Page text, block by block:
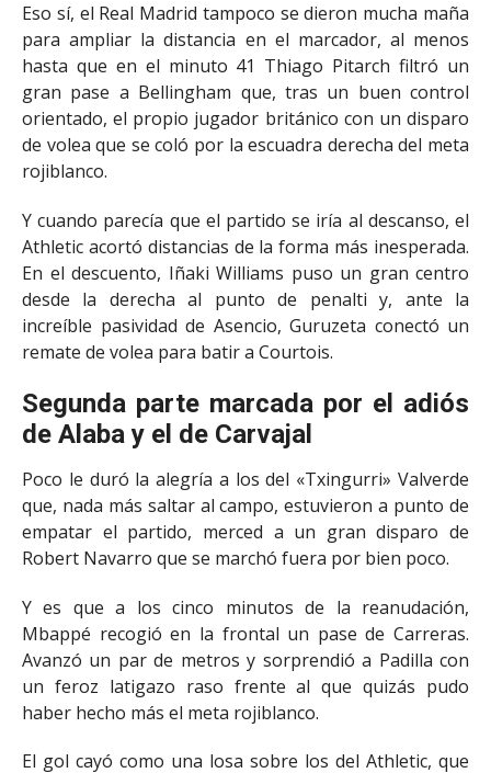
Eso sí, el Real Madrid tampoco se dieron mucha maña
para ampliar la distancia en el marcador, al menos
hasta que en el minuto 41 Thiago Pitarch filtró un
gran pase a Bellingham que, tras un buen control
orientado, el propio jugador británico con un disparo
de volea que se coló por la escuadra derecha del meta
rojiblanco.
Y cuando parecía que el partido se iría al descanso, el
Athletic acortó distancias de la forma más inesperada.
En el descuento, Iñaki Williams puso un gran centro
desde la derecha al punto de penalti y, ante la
increíble pasividad de Asencio, Guruzeta conectó un
remate de volea para batir a Courtois.
Segunda parte marcada por el adiós
de Alaba y el de Carvajal
Poco le duró la alegría a los del «Txingurri» Valverde
que, nada más saltar al campo, estuvieron a punto de
empatar el partido, merced a un gran disparo de
Robert Navarro que se marchó fuera por bien poco.
Y es que a los cinco minutos de la reanudación,
Mbappé recogió en la frontal un pase de Carreras.
Avanzó un par de metros y sorprendió a Padilla con
un feroz latigazo raso frente al que quizás pudo
haber hecho más el meta rojiblanco.
El gol cayó como una losa sobre los del Athletic, que